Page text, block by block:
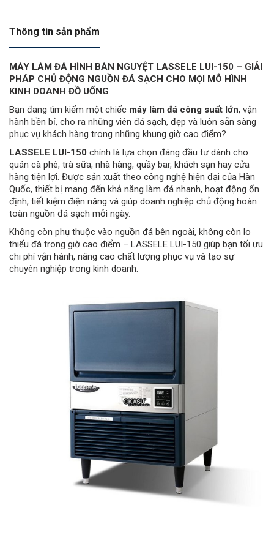
Thông tin sản phẩm
MÁY LÀM ĐÁ HÌNH BÁN NGUYỆT LASSELE LUI-150 – GIẢI
PHÁP CHỦ ĐỘNG NGUỒN ĐÁ SẠCH CHO MỌI MÔ HÌNH
KINH DOANH ĐỒ UỐNG
Bạn đang tìm kiếm một chiếc máy làm đá công suất lớn, vận
hành bền bỉ, cho ra những viên đá sạch, đẹp và luôn sẵn sàng
phục vụ khách hàng trong những khung giờ cao điểm?
LASSELE LUI-150 chính là lựa chọn đáng đầu tư dành cho
quán cà phê, trà sữa, nhà hàng, quầy bar, khách sạn hay cửa
hàng tiện lợi. Được sản xuất theo công nghệ hiện đại của Hàn
Quốc, thiết bị mang đến khả năng làm đá nhanh, hoạt động ổn
định, tiết kiệm điện năng và giúp doanh nghiệp chủ động hoàn
toàn nguồn đá sạch mỗi ngày.
Không còn phụ thuộc vào nguồn đá bên ngoài, không còn lo
thiếu đá trong giờ cao điểm – LASSELE LUI-150 giúp bạn tối ưu
chi phí vận hành, nâng cao chất lượng phục vụ và tạo sự
chuyên nghiệp trong kinh doanh.